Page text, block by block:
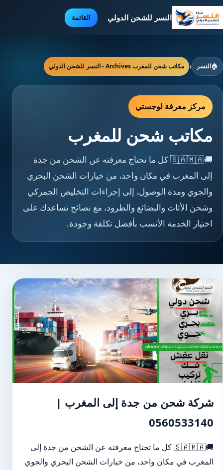
النسر للشحن الدولي القائمة
🏠النسر › مكاتب شحن للمغرب Archives - النسر للشحن الدولي
مركز معرفة لوجستي
مكاتب شحن للمغرب
🚚🇸🇦🇲🇦 كل ما تحتاج معرفته عن الشحن من جدة
إلى المغرب في مكان واحد، من خيارات الشحن البحري
والجوي ومدة الوصول، إلى إجراءات التخليص الجمركي
وشحن الأثاث والبضائع والطرود، مع نصائح تساعدك على
اختيار الخدمة الأنسب بأفضل تكلفة وجودة.
شركة شحن من جدة إلى المغرب |
0560533140
🚚🇸🇦🇲🇦 كل ما تحتاج معرفته عن الشحن من جدة إلى
المغرب في مكان واحد، من خيارات الشحن البحري والجوي